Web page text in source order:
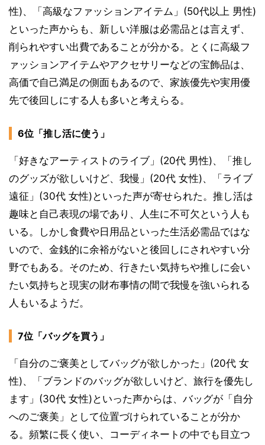
性)、「高級なファッションアイテム」(50代以上 男性)
といった声からも、新しい洋服は必需品とは言えず、
削られやすい出費であることが分かる。とくに高級フ
ァッションアイテムやアクセサリーなどの宝飾品は、
高価で自己満足の側面もあるので、家族優先や実用優
先で後回しにする人も多いと考えらる。
6位「推し活に使う」
「好きなアーティストのライブ」(20代 男性)、「推し
のグッズが欲しいけど、我慢」(20代 女性)、「ライブ
遠征」(30代 女性)といった声が寄せられた。推し活は
趣味と自己表現の場であり、人生に不可欠という人も
いる。しかし食費や日用品といった生活必需品ではな
いので、金銭的に余裕がないと後回しにされやすい分
野でもある。そのため、行きたい気持ちや推しに会い
たい気持ちと現実の財布事情の間で我慢を強いられる
人もいるようだ。
7位「バッグを買う」
「自分のご褒美としてバッグが欲しかった」(20代 女
性)、「ブランドのバッグが欲しいけど、旅行を優先し
ます」(30代 女性)といった声からは、バッグが「自分
へのご褒美」として位置づけられていることが分か
る。頻繁に長く使い、コーディネートの中でも目立つ